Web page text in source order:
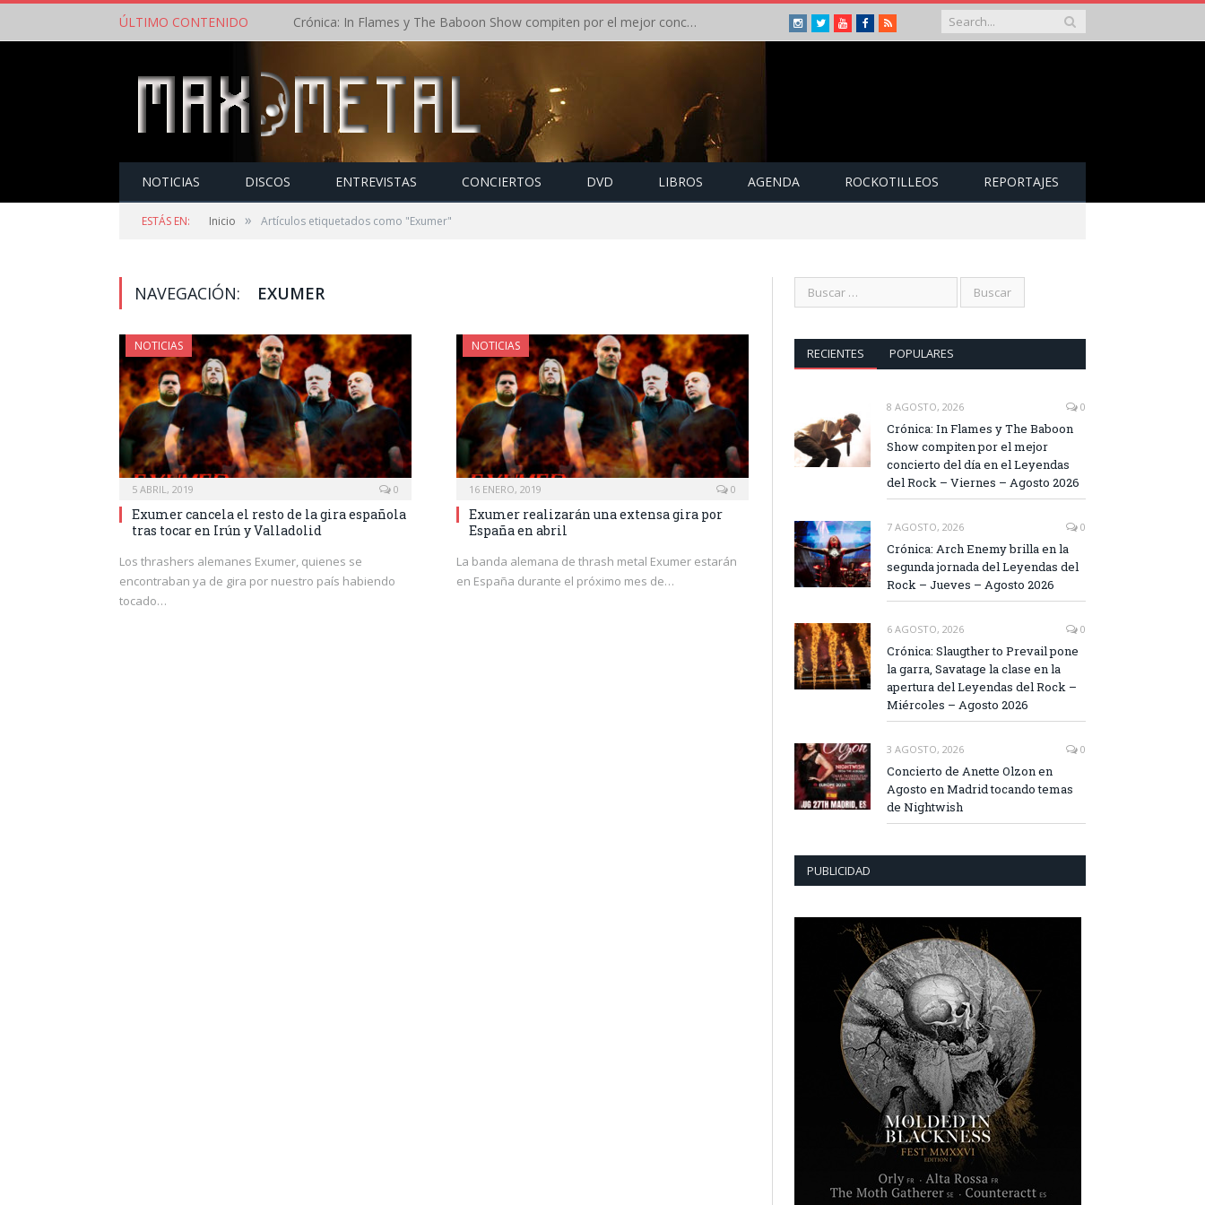
ÚLTIMO CONTENIDO Crónica: In Flames y The Baboon Show compiten por el mejor concierto del día en el Leyendas del Rock – Viernes – Agosto 2026 Instagram
TwitterYoutubeFacebook
RSS
NOTICIAS DISCOS ENTREVISTAS CONCIERTOS DVD LIBROS AGENDA ROCKOTILLEOS REPORTAJES
ESTÁS EN: Inicio » Artículos etiquetados como "Exumer"
NAVEGACIÓN: EXUMER
NOTICIAS
5 ABRIL, 2019 0
Exumer cancela el resto de la gira española
tras tocar en Irún y Valladolid
Los thrashers alemanes Exumer, quienes se
encontraban ya de gira por nuestro país habiendo
tocado…
NOTICIAS
16 ENERO, 2019 0
Exumer realizarán una extensa gira por
España en abril
La banda alemana de thrash metal Exumer estarán
en España durante el próximo mes de…
RECIENTES POPULARES
8 AGOSTO, 2026 0
Crónica: In Flames y The Baboon
Show compiten por el mejor
concierto del día en el Leyendas
del Rock – Viernes – Agosto 2026
7 AGOSTO, 2026 0
Crónica: Arch Enemy brilla en la
segunda jornada del Leyendas del
Rock – Jueves – Agosto 2026
6 AGOSTO, 2026 0
Crónica: Slaugther to Prevail pone
la garra, Savatage la clase en la
apertura del Leyendas del Rock –
Miércoles – Agosto 2026
3 AGOSTO, 2026 0
Concierto de Anette Olzon en
Agosto en Madrid tocando temas
de Nightwish
PUBLICIDAD